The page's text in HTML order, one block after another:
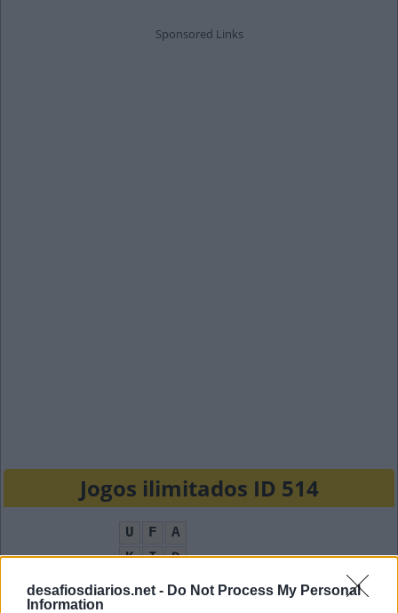
desafiosdiarios.net - Do Not Process My Personal
Information
Jogos ilimitados ID 514
U F
A
K
I
D
L
O B O